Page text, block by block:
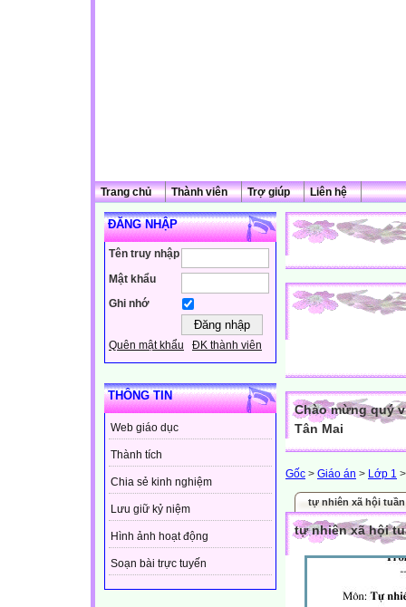
Trang chủ Thành viên Trợ giúp Liên hệ
ĐĂNG NHẬP
Tên truy nhập
Mật khẩu
Ghi nhớ
Quên mật khẩu ĐK thành viên
THÔNG TIN
Web giáo dục
Thành tích
Chia sẻ kinh nghiệm
Lưu giữ kỷ niệm
Hình ảnh hoạt động
Soạn bài trực tuyến
Chào mừng quý
Tân Mai
Gốc > Giáo án > Lớp 1
tự nhiên xã hội tuần
tự nhiên xã hội